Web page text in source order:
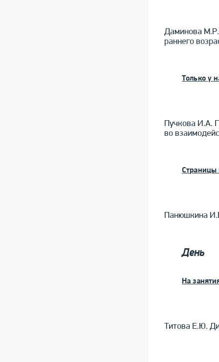
Даминова М.Р.
раннего
Только у
Пучкова И.А.
во
Страницы
Панюшкина
День
На
Титова Е.Ю.